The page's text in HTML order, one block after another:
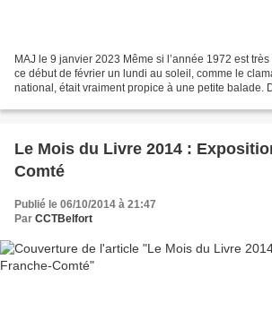
MAJ le 9 janvier 2023 Même si l’année 1972 est
ce début de février un lundi au soleil, comme le
national, était vraiment propice à une petite balade.
Le Mois du Livre 2014 :
Comté
Publié le 06/10/2014 à 21:47
Par CCTBelfort